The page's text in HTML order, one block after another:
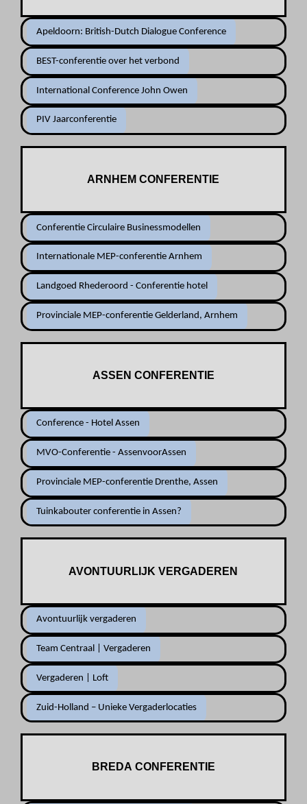
Apeldoorn: British-Dutch Dialogue Conference
BEST-conferentie over het verbond
International Conference John Owen
PIV Jaarconferentie
ARNHEM CONFERENTIE
Conferentie Circulaire Businessmodellen
Internationale MEP-conferentie Arnhem
Landgoed Rhederoord - Conferentie hotel
Provinciale MEP-conferentie Gelderland, Arnhem
ASSEN CONFERENTIE
Conference - Hotel Assen
MVO-Conferentie - AssenvoorAssen
Provinciale MEP-conferentie Drenthe, Assen
Tuinkabouter conferentie in Assen?
AVONTUURLIJK VERGADEREN
Avontuurlijk vergaderen
Team Centraal | Vergaderen
Vergaderen | Loft
Zuid-Holland – Unieke Vergaderlocaties
BREDA CONFERENTIE